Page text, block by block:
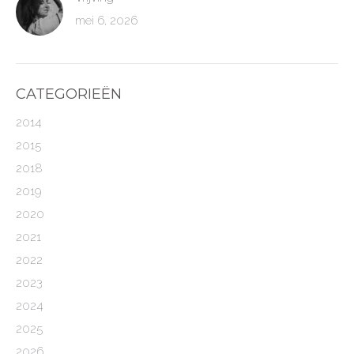
mei 6, 2026
CATEGORIEËN
2014
2015
2018
2019
2020
2021
2022
2023
2024
2025